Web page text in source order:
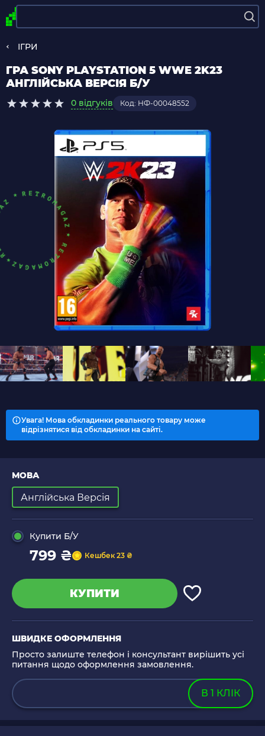
ІГРИ
ГРА SONY PLAYSTATION 5 WWE 2K23
АНГЛІЙСЬКА ВЕРСІЯ Б/У
0 відгуків Код: НФ-00048552
Увага! Мова обкладинки реального товару може
відрізнятися від обкладинки на сайті.
МОВА
Англійська Версія
Купити Б/У
799 ₴ Кешбек 23 ₴
КУПИТИ
ШВИДКЕ ОФОРМЛЕННЯ
Просто залиште телефон і консультант вирішить усі
питання щодо оформлення замовлення.
В 1 КЛІК